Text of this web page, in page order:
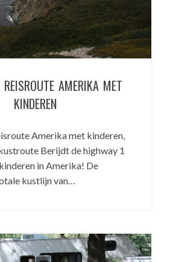
AMERIKA MET
KINDEREN
Amerika met kinderen,
Berijdt de highway 1
in Amerika! De
kustlijn van…